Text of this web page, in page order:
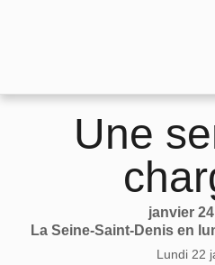
Une
janvier
La Seine-Saint-Denis en
Lundi 22